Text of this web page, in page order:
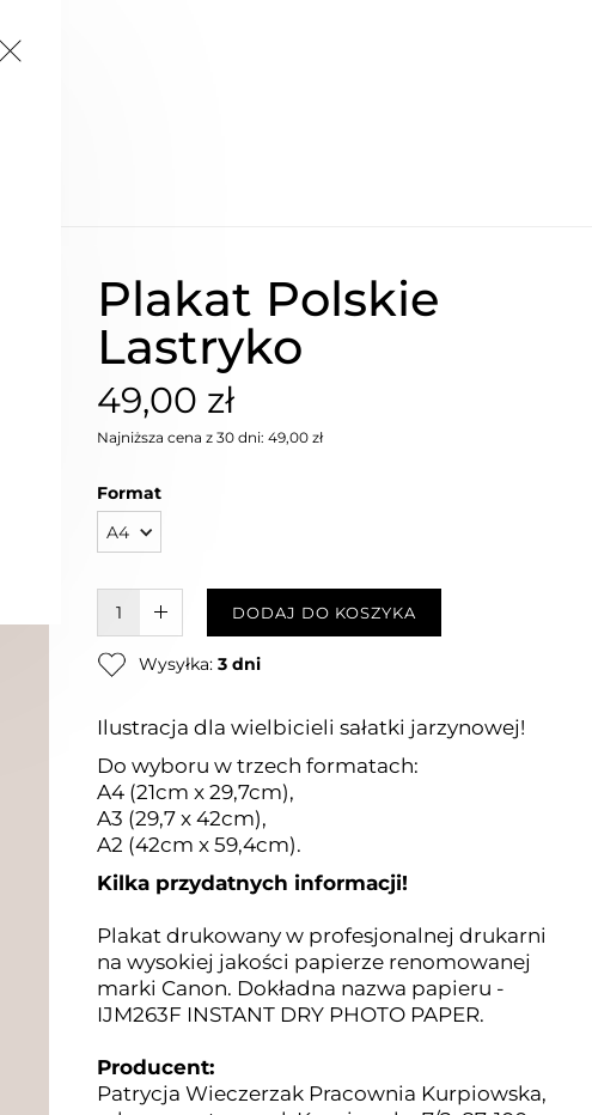
Plakat Polskie
Lastryko
49,00 zł
Najniższa cena z 30 dni: 49,00 zł
Format
A4
W KOSZYKU :)DODAJ DO KOSZYKA
Wysyłka:3 dni
Ilustracja dla wielbicieli sałatki jarzynowej!
Do wyboru w trzech formatach:
A4 (21cm x 29,7cm),
A3 (29,7 x 42cm),
A2 (42cm x 59,4cm).
Kilka przydatnych informacji!
Plakat drukowany w profesjonalnej drukarni
na wysokiej jakości papierze renomowanej
marki Canon. Dokładna nazwa papieru -
IJM263F INSTANT DRY PHOTO PAPER.
Producent:
Patrycja Wieczerzak Pracownia Kurpiowska,